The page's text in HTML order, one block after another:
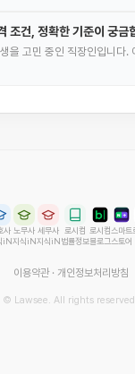
조건, 정확한 기준이 궁금
을 고민 중인 직장인입니다.
사
iN
노무사
지식iN
세무사
지식iN
로시컴
법률정보
로시컴
블로그
스마트
스토어
이용약관· 개인정보처리방침
© Lawsee. All rights